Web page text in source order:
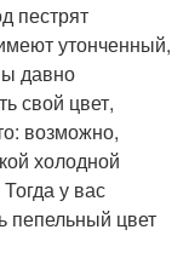
пестрят
утонченный,
давно
свой цвет,
возможно,
холодной
у вас
пепельный цвет